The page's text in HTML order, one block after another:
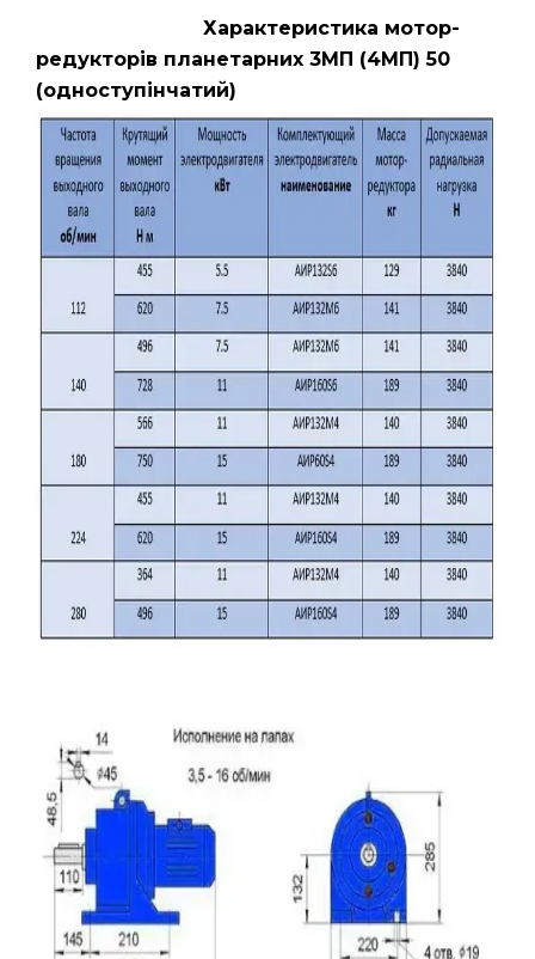
Характеристика мотор-
редукторів планетарних 3МП (4МП) 50
(одноступінчатий)